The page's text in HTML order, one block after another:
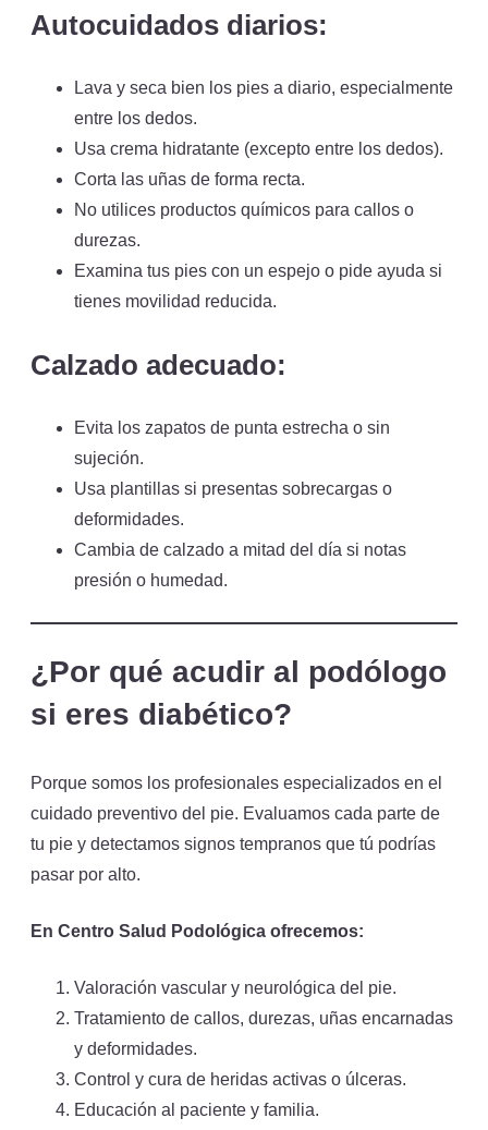
Autocuidados diarios:
Lava y seca bien los pies a diario, especialmente
entre los dedos.
Usa crema hidratante (excepto entre los dedos).
Corta las uñas de forma recta.
No utilices productos químicos para callos o
durezas.
Examina tus pies con un espejo o pide ayuda si
tienes movilidad reducida.
Calzado adecuado:
Evita los zapatos de punta estrecha o sin
sujeción.
Usa plantillas si presentas sobrecargas o
deformidades.
Cambia de calzado a mitad del día si notas
presión o humedad.
¿Por qué acudir al podólogo
si eres diabético?
Porque somos los profesionales especializados en el
cuidado preventivo del pie. Evaluamos cada parte de
tu pie y detectamos signos tempranos que tú podrías
pasar por alto.
En Centro Salud Podológica ofrecemos:
Valoración vascular y neurológica del pie.
Tratamiento de callos, durezas, uñas encarnadas
y deformidades.
Control y cura de heridas activas o úlceras.
Educación al paciente y familia.